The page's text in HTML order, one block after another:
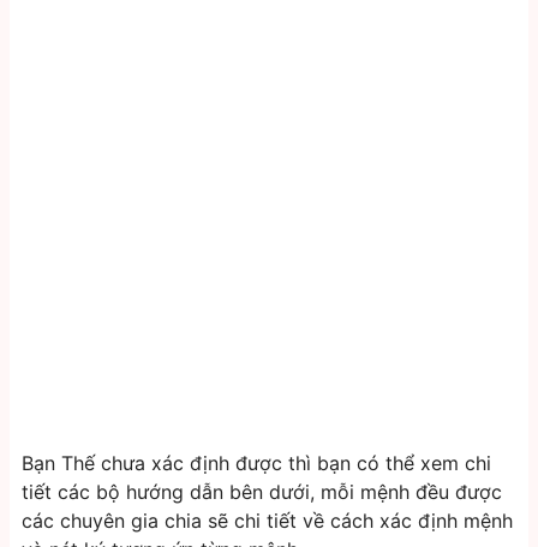
Bạn Thế chưa xác định được thì bạn có thể xem chi
tiết các bộ hướng dẫn bên dưới, mỗi mệnh đều được
các chuyên gia chia sẽ chi tiết về cách xác định mệnh